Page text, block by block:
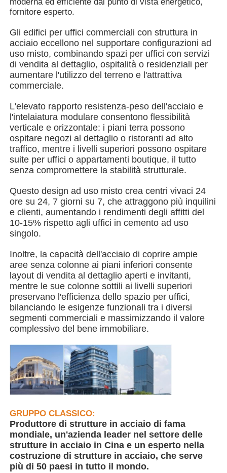
Chi siamo
Fatory Tour
Contattaci
notizie
Tutti i casi
Richiedere un preventivo
Edificio della struttura in acciaio
Laboratorio di strutture in acciaio
magazzino di strutture in acciaio
Scaffale di strutture in acciaio
Struttura d'acciaio pesante
Ponte di struttura in acciaio
Ufficio della struttura in acciaio
fornitore esperto.
Gli edifici per uffici commerciali con struttura in
acciaio eccellono nel supportare configurazioni ad
uso misto, combinando spazi per uffici con servizi
di vendita al dettaglio, ospitalità o residenziali per
aumentare l'utilizzo del terreno e l'attrattiva
commerciale.
L'elevato rapporto resistenza-peso dell'acciaio e
l'intelaiatura modulare consentono flessibilità
verticale e orizzontale: i piani terra possono
ospitare negozi al dettaglio o ristoranti ad alto
traffico, mentre i livelli superiori possono ospitare
suite per uffici o appartamenti boutique, il tutto
senza compromettere la stabilità strutturale.
Questo design ad uso misto crea centri vivaci 24
ore su 24, 7 giorni su 7, che attraggono più inquilini
e clienti, aumentando i rendimenti degli affitti del
10-15% rispetto agli uffici in cemento ad uso
singolo.
Inoltre, la capacità dell'acciaio di coprire ampie
aree senza colonne ai piani inferiori consente
layout di vendita al dettaglio aperti e invitanti,
mentre le sue colonne sottili ai livelli superiori
preservano l'efficienza dello spazio per uffici,
bilanciando le esigenze funzionali tra i diversi
segmenti commerciali e massimizzando il valore
complessivo del bene immobiliare.
GRUPPO CLASSICO:
Produttore di strutture in acciaio di fama
mondiale, un'azienda leader nel settore delle
strutture in acciaio in Cina e un esperto nella
costruzione di strutture in acciaio, che serve
più di 50 paesi in tutto il mondo.